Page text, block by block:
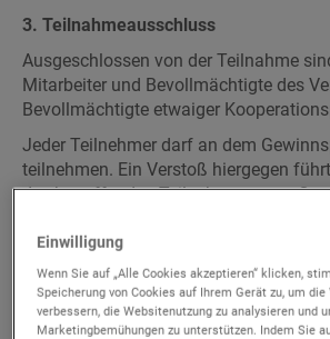
3. Teilnahmeausschluss
Ausgeschlossen von der Teilnahme
Mitarbeiter und Bevollmächtigte des
Bevollmächtigte etwaiger
Jeder Teilnehmer darf an dem
teilnehmen. Ein Verstoß hiergegen
des betreffenden Teilnehmers vom
Ausgeschlossen werden auch
unerlaubter Hilfsmittel bedienen, in
versuchen, das Gewinnspiel zu
diese Teilnahmebedingungen
behält sich vor, in diesen Fällen auch
Einwilligung
Wenn Sie auf „Alle Cookies akzeptieren“ klicken,
Speicherung von Cookies auf Ihrem Gerät zu, um
verbessern, die Websitenutzung zu analysieren und
Marketingbemühungen zu unterstützen. Indem Sie